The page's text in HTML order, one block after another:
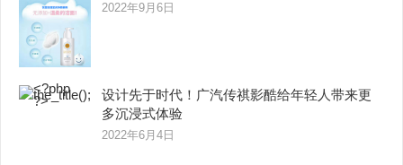
2022年9月6日
设计先于时代！广汽传祺影酷给年轻人带来更
多沉浸式体验
2022年6月4日